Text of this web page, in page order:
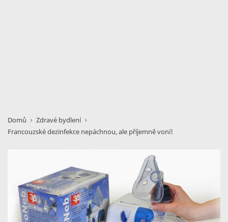
Domů
Zdravé bydlení
Francouzské dezinfekce nepáchnou, ale příjemně voní!